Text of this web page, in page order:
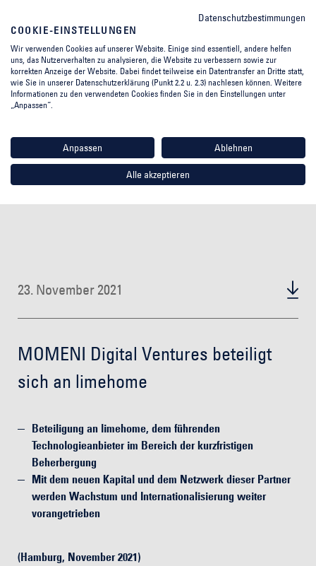
23. November 2021
MOMENI Digital Ventures beteiligt
sich an limehome
Beteiligung an limehome, dem führenden
Technologieanbieter im Bereich der kurzfristigen
Beherbergung
Mit dem neuen Kapital und dem Netzwerk dieser Partner
werden Wachstum und Internationalisierung weiter
vorangetrieben
(Hamburg, November 2021)
Datenschutzbestimmungen
COOKIE-EINSTELLUNGEN
Wir verwenden Cookies auf unserer Website. Einige sind essentiell, andere helfen
uns, das Nutzerverhalten zu analysieren, die Website zu verbessern sowie zur
korrekten Anzeige der Website. Dabei findet teilweise ein Datentransfer an Dritte statt,
wie Sie in unserer Datenschutzerklärung (Punkt 2.2 u. 2.3) nachlesen können. Weitere
Informationen zu den verwendeten Cookies finden Sie in den Einstellungen unter
„Anpassen“.
Anpassen Ablehnen
Alle akzeptieren